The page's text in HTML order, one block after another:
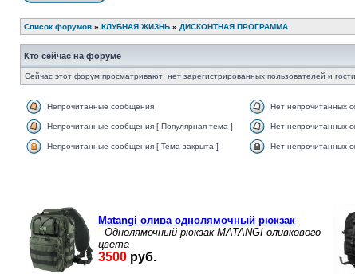
Список форумов » КЛУБНАЯ ЖИЗНЬ » ДИСКОНТНАЯ ПРОГРАММА
Кто сейчас на форуме
Сейчас этот форум просматривают: нет зарегистрированных пользователей и
Непрочитанные сообщения Нет непрочитанных
Непрочитанные сообщения [ Популярная тема ] Нет непрочитанных
Непрочитанные сообщения [ Тема закрыта ] Нет непрочитанных